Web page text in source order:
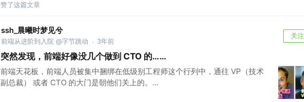
赞了这篇文章
ssh_晨曦时梦见兮
前端从进阶到入院 @字节跳动 · 3年前
关注
突然发现，前端好像没几个做到 CTO 的……
前端天花板，前端人员被集中捆绑在低级别工程师这个行列中，通往 VP（技术
副总裁） 或者 CTO 的大门是朝他们关上的。...